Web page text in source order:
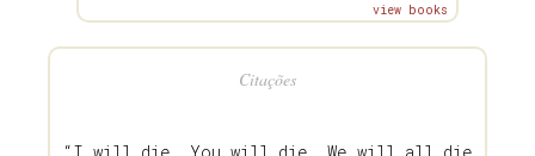
view books
Citações
“I will die. You will die. We will all die